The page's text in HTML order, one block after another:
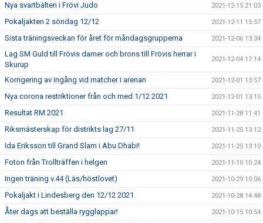
Nya svartbälten i Frövi Judo 2021-12-15 21:03
Pokaljakten 2 söndag 12/12 2021-12-11 15:57
Sista träningsveckan för året för måndagsgrupperna 2021-12-06 13:34
Lag SM Guld till Frövis damer och brons till Frövis herrar i
Skurup
2021-12-04 17:14
Korrigering av ingång vid matcher i arenan 2021-12-01 13:57
Nya corona restriktioner från och med 1/12 2021 2021-12-01 13:15
Resultat RM 2021 2021-11-28 11:41
Riksmästerskap för distrikts lag 27/11 2021-11-25 13:12
Ida Eriksson till Grand Slam i Abu Dhabi! 2021-11-25 13:10
Foton från Trollträffen i helgen 2021-11-10 10:24
Ingen träning v.44 (Läs/höstlovet) 2021-10-29 15:06
Pokaljakt i Lindesberg den 12/12 2021 2021-10-28 14:48
Åter dags att beställa rygglappar! 2021-10-15 10:54